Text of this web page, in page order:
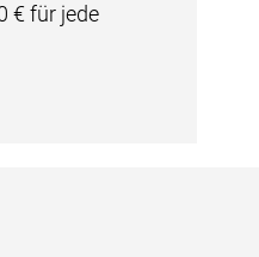
€ für jede